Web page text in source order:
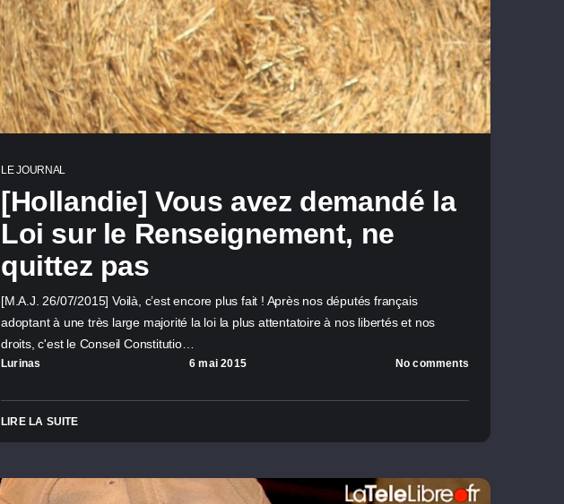
LE JOURNAL
[Hollandie] Vous avez demandé la
Loi sur le Renseignement, ne
quittez pas
[M.A.J. 26/07/2015] Voilà, c’est encore plus fait ! Après nos députés français
adoptant à une très large majorité la loi la plus attentatoire à nos libertés et nos
droits, c'est le Conseil Constitutio…
Lurinas 6 mai 2015 No comments
LIRE LA SUITE